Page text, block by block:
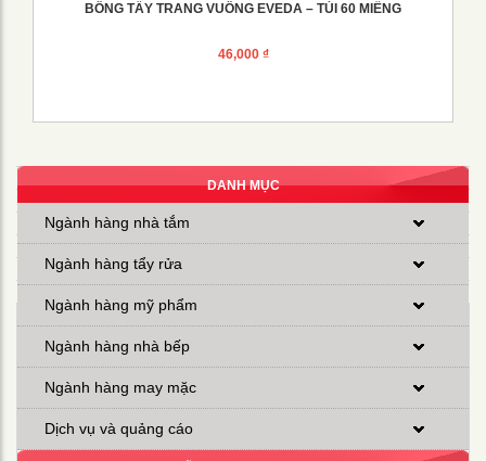
BÔNG TẨY TRANG VUÔNG EVEDA – TÚI 60 MIẾNG
46,000 ₫
DANH MỤC
Ngành hàng nhà tắm
Ngành hàng tẩy rửa
Ngành hàng mỹ phẩm
Ngành hàng nhà bếp
Ngành hàng may mặc
Dịch vụ và quảng cáo